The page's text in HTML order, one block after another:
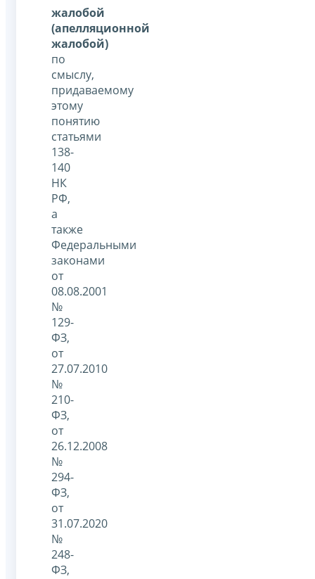
жалобой
(апелляционной
жалобой)
по
смыслу,
придаваемому
этому
понятию
статьями
138-
140
НК
РФ,
а
также
Федеральными
законами
от
08.08.2001
№
129-
ФЗ,
от
27.07.2010
№
210-
ФЗ,
от
26.12.2008
№
294-
ФЗ,
от
31.07.2020
№
248-
ФЗ,